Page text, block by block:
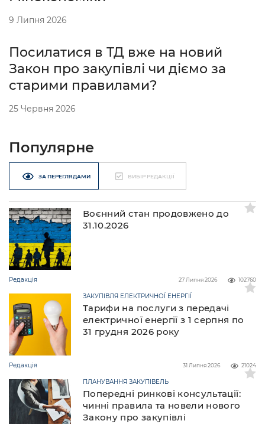
9 Липня 2026
Посилатися в ТД вже на новий
Закон про закупівлі чи діємо за
старими правилами?
25 Червня 2026
Популярне
ЗА ПЕРЕГЛЯДАМИ ВИБІР РЕДАКЦІЇ
Воєнний стан продовжено до
31.10.2026
Редакція 102760
27 Липня 2026
Тарифи на послуги з передачі
електричної енергії з 1 серпня по
31 грудня 2026 року
ЗАКУПІВЛЯ ЕЛЕКТРИЧНОЇ ЕНЕРГІЇ
Редакція 21024
31 Липня 2026
Попередні ринкові консультації:
чинні правила та новели нового
Закону про закупівлі
ПЛАНУВАННЯ ЗАКУПІВЕЛЬ